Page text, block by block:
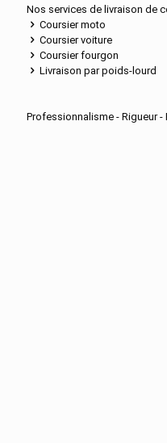
Nos services de livraison de
Coursier moto
Coursier voiture
Coursier fourgon
Livraison par poids-lourd
Professionnalisme - Rigueur -